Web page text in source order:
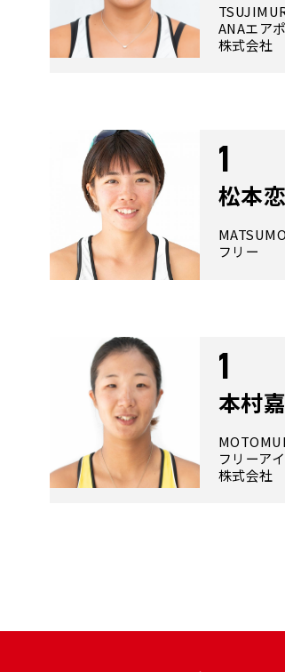
ANAエア
株式会社
1
松本恋
フリー
1
本村
フリーア
株式会社